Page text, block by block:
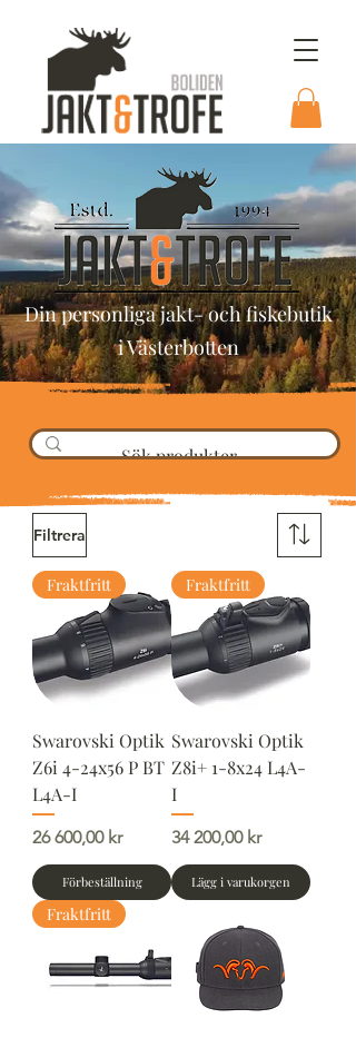
Din personliga jakt- och fiskebutik
i Västerbotten
Filtrera
Fraktfritt
Swarovski Optik
Z6i 4-24x56 P BT
L4A-I
Pris
26 600,00 kr
Förbeställning
Fraktfritt
Swarovski Optik
Z8i+ 1-8x24 L4A-
I
Pris
34 200,00 kr
Lägg i varukorgen
Fraktfritt